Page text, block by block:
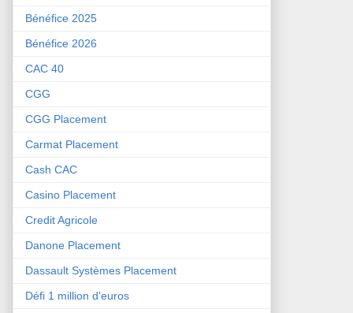
Bénéfice 2025
Bénéfice 2026
CAC 40
CGG
CGG Placement
Carmat Placement
Cash CAC
Casino Placement
Credit Agricole
Danone Placement
Dassault Systèmes Placement
Défi 1 million d'euros